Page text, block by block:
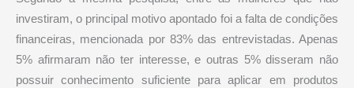
investiram, o principal motivo apontado foi a falta de condições
financeiras, mencionada por 83% das entrevistadas. Apenas
5% afirmaram não ter interesse, e outras 5% disseram não
possuir conhecimento suficiente para aplicar em produtos